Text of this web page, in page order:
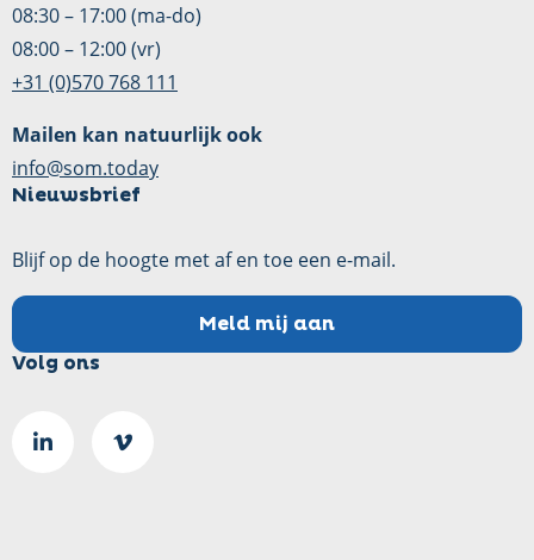
08:30 – 17:00 (ma-do)
08:00 – 12:00 (vr)
+31 (0)570 768 111
Mailen kan natuurlijk ook
info@som.today
Nieuwsbrief
Blijf op de hoogte met af en toe een e-mail.
Meld mij aan
Volg ons
Ga
Go